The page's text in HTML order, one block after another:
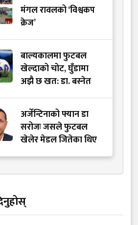
मंगल रावलको ‘विश्वकप
क्रेज’
बाल्यकालमा फुटबल
खेल्दाको चोट, घुँडामा
अझै छ खत: डा. बस्नेत
अर्जेन्टिनाको फ्यान डा
सरोजः जसले फुटबल
खेलेर मेडल जितेका थिए